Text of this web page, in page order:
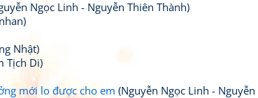
Ngọc Linh - Nguyễn Thiên Thành)
Nhật)
Tịch Di)
mới lo được cho em (Nguyễn Ngọc Linh -